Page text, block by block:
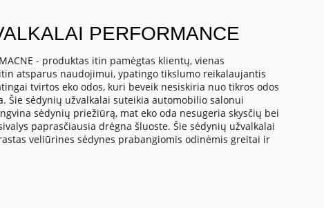
PERFORMANCE
- produktas itin pamėgtas klientų, vienas
atsparus naudojimui, ypatingo tikslumo reikalaujantis
tvirtos eko odos, kuri beveik nesiskiria nuo tikros odos
Šie sėdynių užvalkalai suteikia automobilio salonui
sėdynių priežiūrą, mat eko oda nesugeria skysčių bei
paprasčiausia drėgna šluoste. Šie sėdynių užvalkalai
veliūrines sėdynes prabangiomis odinėmis greitai ir